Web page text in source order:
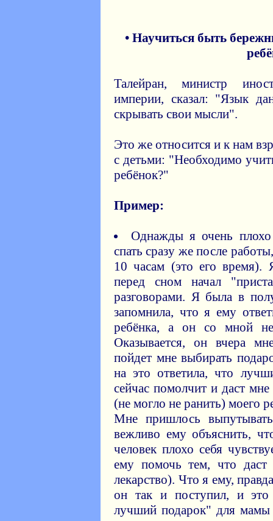
• Научиться быть
Талейран, министр
империи, сказал: "Язык
скрывать свои мысли".
Это же относится и к нам
с детьми: "Необходимо
ребёнок?"
Пример:
Однажды я очень плохо
спать сразу же после
10 часам (это его
перед сном начал
разговорами. Я была в
запомнила, что я ему
ребёнка, а он со мной не
Оказывается, он вчера
пойдет мне выбирать
на это ответила, что
сейчас помолчит и даст
(не могло не ранить) моего
Мне пришлось
вежливо ему объяснить,
человек плохо себя
ему помочь тем, что
лекарство). Что я ему,
он так и поступил, и это
лучший подарок" для мамы